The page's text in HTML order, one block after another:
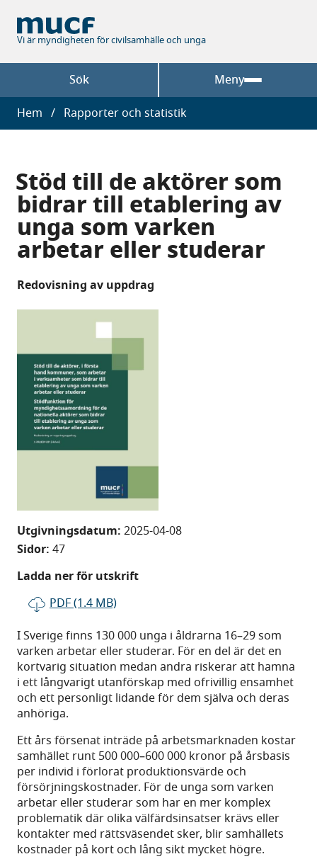
huvudinnehåll
Vi är myndigheten för civilsamhälle och unga
Sök Meny
Länkstig
Hem Rapporter och statistik
Stöd till de aktörer som
bidrar till etablering av
unga som varken
arbetar eller studerar
Redovisning av uppdrag
Utgivningsdatum: 2025-04-08
Sidor: 47
Ladda ner för utskrift
PDF (1.4 MB)
I Sverige finns 130 000 unga i åldrarna 16–29 som
varken arbetar eller studerar. För en del är det en
kortvarig situation medan andra riskerar att hamna
i ett långvarigt utanförskap med ofrivillig ensamhet
och ett personligt lidande för dem själva och deras
anhöriga.
Ett års försenat inträde på arbetsmarknaden kostar
samhället runt 500 000–600 000 kronor på årsbasis
per individ i förlorat produktionsvärde och
försörjningskostnader. För de unga som varken
arbetar eller studerar som har en mer komplex
problematik där olika välfärdsinsatser krävs eller
kontakter med rättsväsendet sker, blir samhällets
kostnader på kort och lång sikt mycket högre.